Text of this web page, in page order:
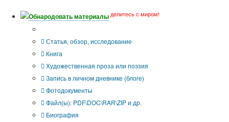
Обнародовать материалы делитесь с миром!
Статья, обзор, исследование
Книга
Художественная проза или поэзия
Запись в личном дневнике (блоге)
Фотодокументы
Файл(ы): PDF\DOC\RAR\ZIP и др.
Биография